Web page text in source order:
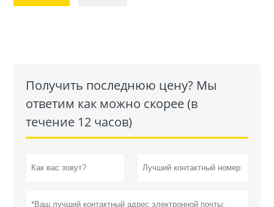
Получить последнюю цену? Мы
ответим как можно скорее (в
течение 12 часов)